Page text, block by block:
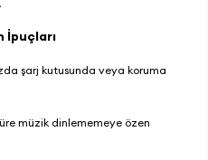
İpuçları
şarj kutusunda veya koruma
müzik dinlememeye özen